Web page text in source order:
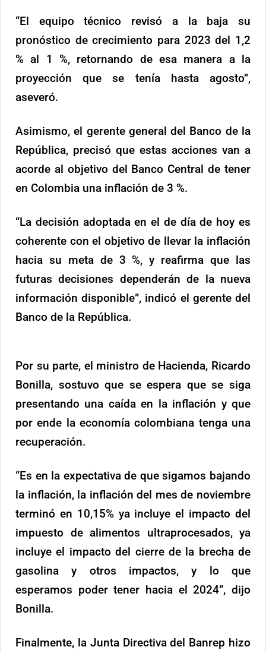
“El equipo técnico revisó a la baja su
pronóstico de crecimiento para 2023 del 1,2
% al 1 %, retornando de esa manera a la
proyección que se tenía hasta agosto”,
aseveró.
Asimismo, el gerente general del Banco de la
República, precisó que estas acciones van a
acorde al objetivo del Banco Central de tener
en Colombia una inflación de 3 %.
“La decisión adoptada en el de día de hoy es
coherente con el objetivo de llevar la inflación
hacia su meta de 3 %, y reafirma que las
futuras decisiones dependerán de la nueva
información disponible”, indicó el gerente del
Banco de la República.
Por su parte, el ministro de Hacienda, Ricardo
Bonilla, sostuvo que se espera que se siga
presentando una caída en la inflación y que
por ende la economía colombiana tenga una
recuperación.
“Es en la expectativa de que sigamos bajando
la inflación, la inflación del mes de noviembre
terminó en 10,15% ya incluye el impacto del
impuesto de alimentos ultraprocesados, ya
incluye el impacto del cierre de la brecha de
gasolina y otros impactos, y lo que
esperamos poder tener hacia el 2024”, dijo
Bonilla.
Finalmente, la Junta Directiva del Banrep hizo